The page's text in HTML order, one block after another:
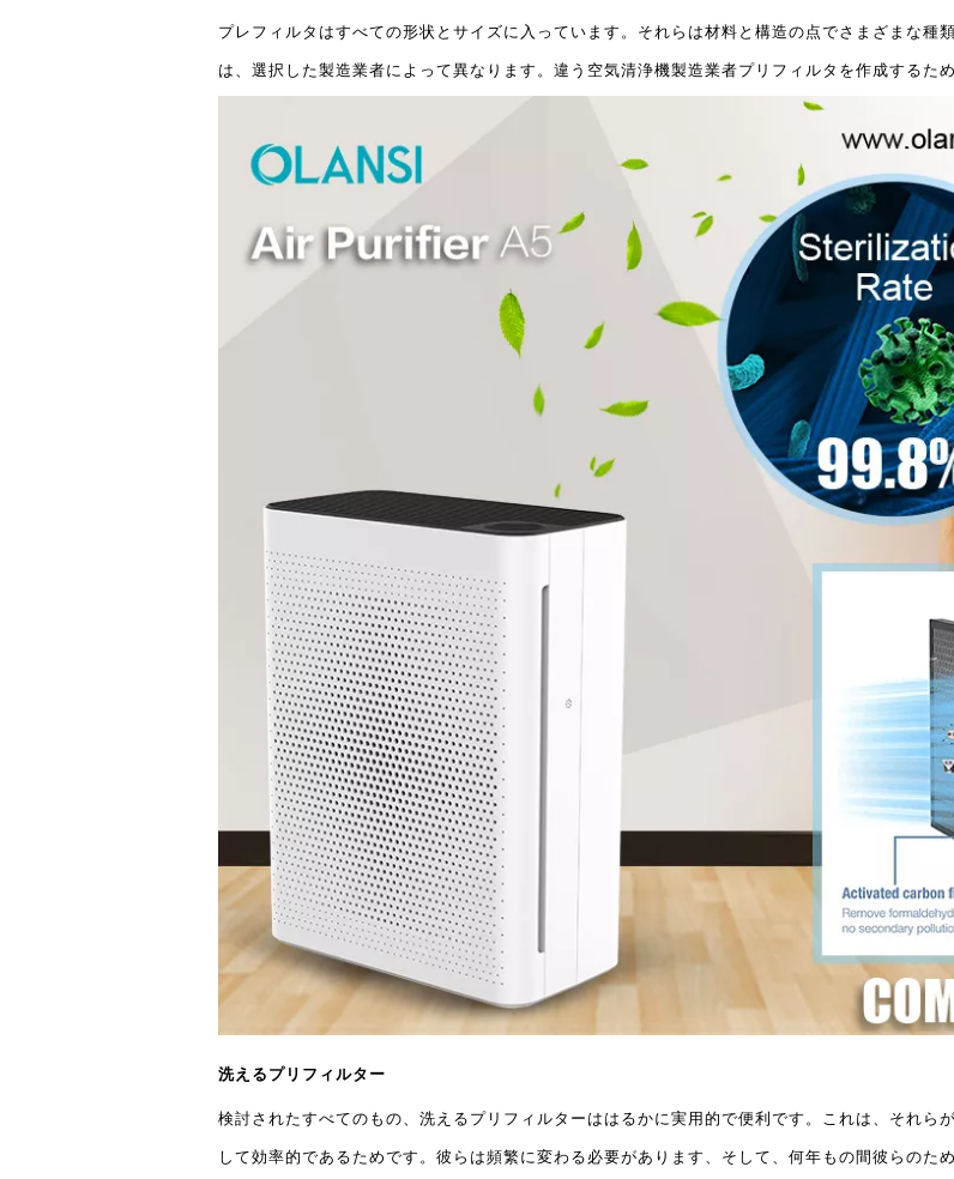
プレフィルタはすべての形状とサイズに入っています。それらは材料と構造の点でさまざまな種
は、選択した製造業者によって異なります。違う 空気清浄機製造業者プリフィルタを作成するた
洗えるプリフィルター
検討されたすべてのもの、洗えるプリフィルターははるかに実用的で便利です。これは、それら
して効率的であるためです。彼らは頻繁に変わる必要があります、そして、何年もの間彼らのた